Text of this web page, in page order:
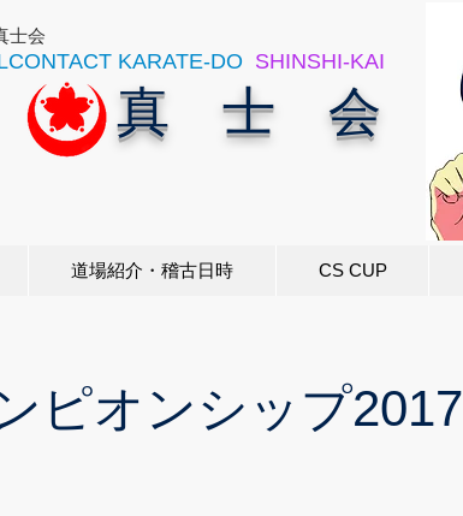
KARATE-DO SHINSHI-KAI
真 士 会
士会
道場紹介・稽古日時 CS CUP
ピオンシップ2017